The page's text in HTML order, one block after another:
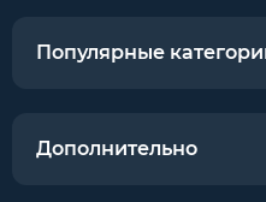
Популярные
Дополнительно